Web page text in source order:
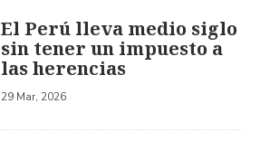
El Perú lleva medio siglo
sin tener un impuesto a
las herencias
29 Mar, 2026